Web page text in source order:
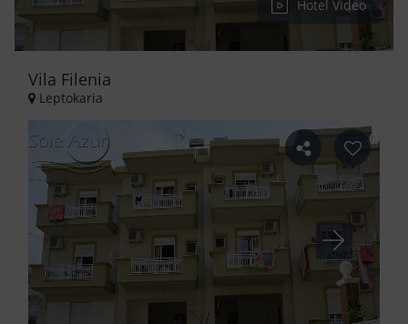
Hotel Video
Vila Filenia
Leptokaria